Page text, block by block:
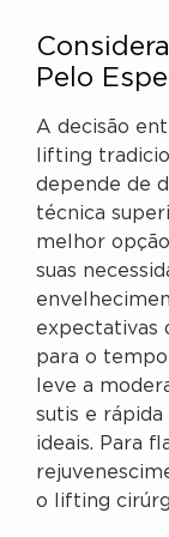
Pelo
A decisão
lifting
depende de
técnica
melhor
suas
expectativas
para o
leve a
sutis e
ideais. Para
o lifting